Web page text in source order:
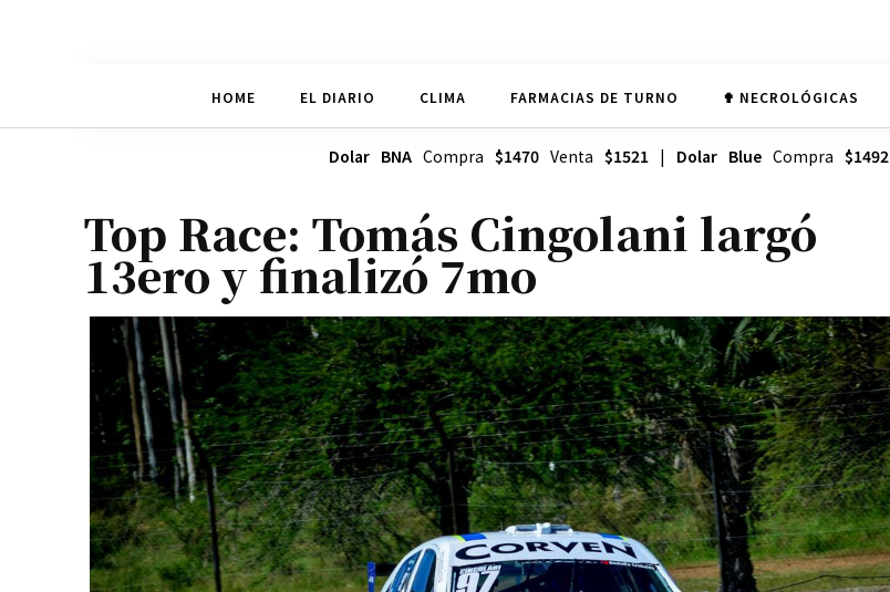
HOME EL DIARIO CLIMA FARMACIAS DE TURNO ✟ NECROLÓGICAS
Dolar BNA Compra $1470 Venta $1521 | Dolar Blue Compra $1492
Top Race: Tomás Cingolani largó
13ero y finalizó 7mo